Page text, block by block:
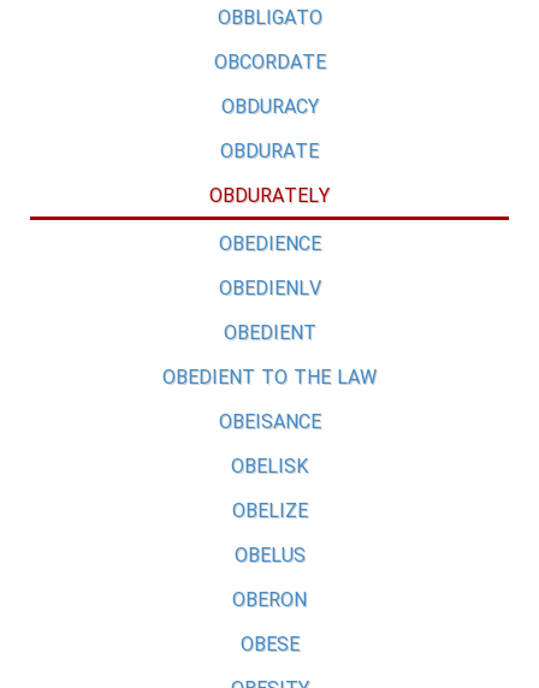
OBBLIGATO
OBCORDATE
OBDURACY
OBDURATE
OBDURATELY
OBEDIENCE
OBEDIENLV
OBEDIENT
OBEDIENT TO THE LAW
OBEISANCE
OBELISK
OBELIZE
OBELUS
OBERON
OBESE